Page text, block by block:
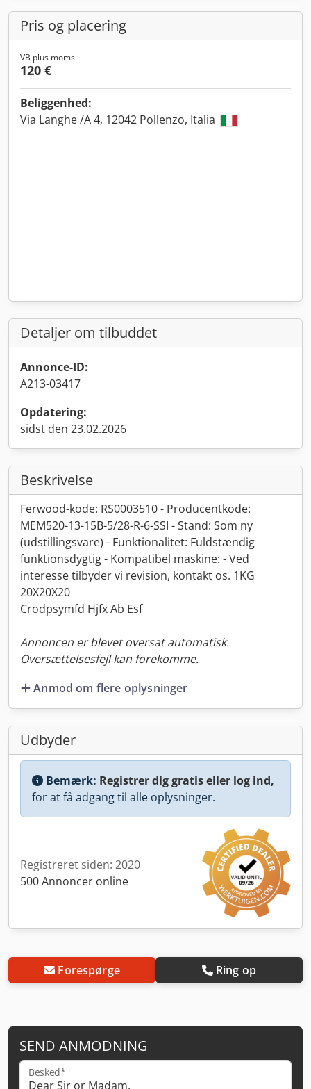
Pris og placering
VB plus moms
120 €
Beliggenhed:
Via Langhe /A 4, 12042 Pollenzo, Italia
Detaljer om tilbuddet
Annonce-ID:
A213-03417
Opdatering:
sidst den 23.02.2026
Beskrivelse
Ferwood-kode: RS0003510 - Producentkode:
MEM520-13-15B-5/28-R-6-SSI - Stand: Som ny
(udstillingsvare) - Funktionalitet: Fuldstændig
funktionsdygtig - Kompatibel maskine: - Ved
interesse tilbyder vi revision, kontakt os. 1KG
20X20X20
Crodpsymfd Hjfx Ab Esf
Annoncen er blevet oversat automatisk.
Oversættelsesfejl kan forekomme.
Anmod om flere oplysninger
Udbyder
Bemærk: Registrer dig gratis eller log ind,
for at få adgang til alle oplysninger.
Registreret siden: 2020
500 Annoncer online
Forespørge Ring op
SEND ANMODNING
Besked*